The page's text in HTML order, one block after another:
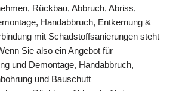
Rückbau, Abbruch, Abriss,
Handabbruch, Entkernung &
mit Schadstoffsanierungen steht
Sie also ein Angebot für
und Demontage, Handabbruch,
und Bauschutt